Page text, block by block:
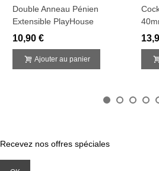
Double Anneau Pénien
Extensible PlayHouse
10,90 €
Ajouter au panier
Recevez nos offres spéciales